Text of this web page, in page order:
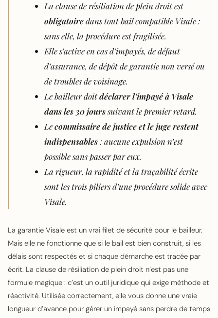
La clause de résiliation de plein droit est
obligatoiredans tout bail compatible Visale :
sans elle, la procédure est fragilisée.
Elle s’active en cas d’impayés, de défaut
d’assurance, de dépôt de garantie non versé ou
de troubles de voisinage.
Le bailleur doitdéclarer l’impayé à Visale
dans les 30 jourssuivant le premier retard.
Lecommissaire de justice et le juge restent
indispensables: aucune expulsion n’est
possible sans passer par eux.
La rigueur, la rapidité et la traçabilité écrite
sont les trois piliers d’une procédure solide avec
Visale.
La garantie Visale est un vrai filet de sécurité pour le bailleur.
Mais elle ne fonctionne que si le bail est bien construit, si les
délais sont respectés et si chaque démarche est tracée par
écrit. La clause de résiliation de plein droit n’est pas une
formule magique : c’est un outil juridique qui exige méthode et
réactivité. Utilisée correctement, elle vous donne une vraie
longueur d’avance pour gérer un impayé sans perdre de temps